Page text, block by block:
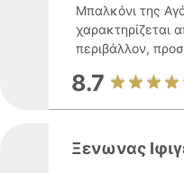
Μπαλκόνι της
χαρακτηρίζεται
περιβάλλον,
8.7
Ξενωνας